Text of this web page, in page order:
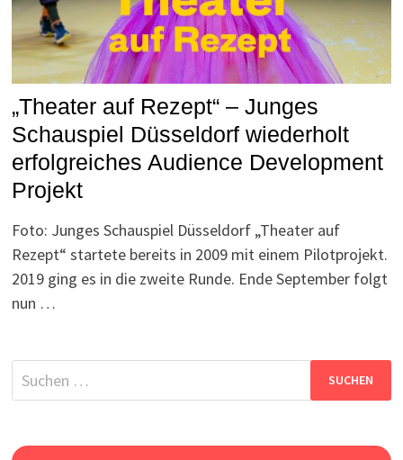
„Theater auf Rezept“ – Junges
Schauspiel Düsseldorf wiederholt
erfolgreiches Audience Development
Projekt
Foto: Junges Schauspiel Düsseldorf „Theater auf
Rezept“ startete bereits in 2009 mit einem Pilotprojekt.
2019 ging es in die zweite Runde. Ende September folgt
nun …
Suchen
nach: